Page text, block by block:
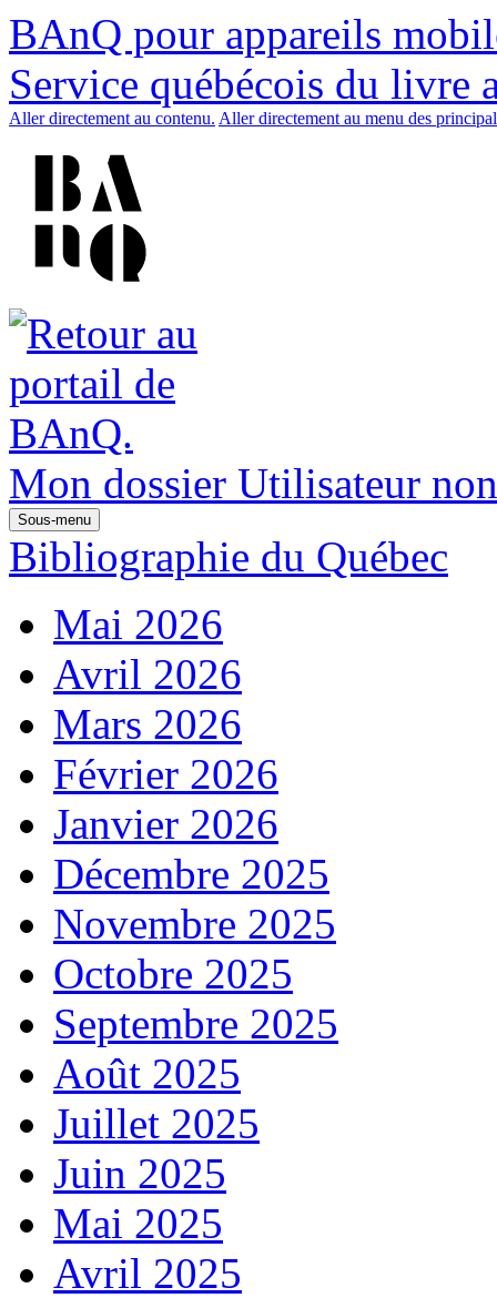
BAnQ pour appareils
Service québécois du livre
Aller directement au contenu. Aller directement au menu des
Mon dossier Utilisateur
Sous-menu
Bibliographie du Québec
Mai 2026
Avril 2026
Mars 2026
Février 2026
Janvier 2026
Décembre 2025
Novembre 2025
Octobre 2025
Septembre 2025
Août 2025
Juillet 2025
Juin 2025
Mai 2025
Avril 2025